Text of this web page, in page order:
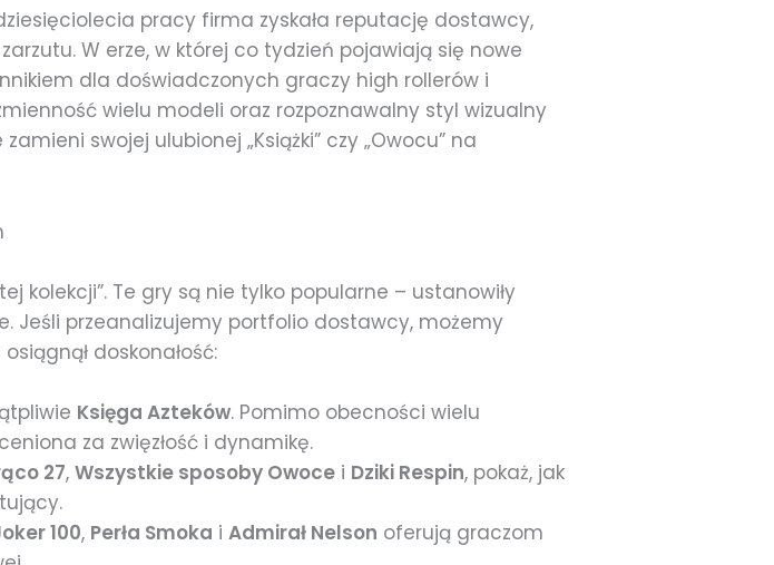
pracy firma zyskała reputację dostawcy,
W erze, w której co tydzień pojawiają się nowe
dla doświadczonych graczy high rollerów i
wielu modeli oraz rozpoznawalny styl wizualny
swojej ulubionej „Książki” czy „Owocu” na
kolekcji”. Te gry są nie tylko popularne – ustanowiły
Jeśli przeanalizujemy portfolio dostawcy, możemy
doskonałość:
Księga Azteków. Pomimo obecności wielu
za zwięzłość i dynamikę.
27,Wszystkie sposoby Owoce i Dziki Respin, pokaż, jak
100, Perła Smoka iAdmirał Nelson oferują graczom